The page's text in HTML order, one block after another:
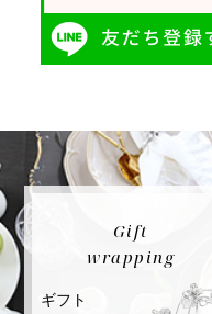
Gift
wrapping
ギフト